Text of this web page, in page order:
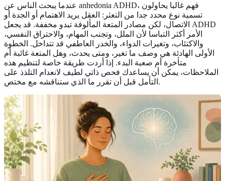
عندما يبحث الناس عن anhedonia ADHD، فهم غالبا يحاولون
تسمية نوع محدد جدا من التعثر: العقل يريد الاهتمام أو الجدة أو
الاتصال، لكن مصادر المتعة المألوفة تبدو مخففة. قد يجعل ADHD
الأمر أكثر التباسا لأن الملل، وتجنب المهام، والاحتراق النفسي،
والاكتئاب، وتغيرات الدواء، والخدر العاطفي قد تتداخل. الخطوة
الأولى الهادئة هي وصف ما تغير، ومتى يحدث، وهل المتعة غائبة أم
متأخرة أم صعبة البدء. إذا أردت طريقة خاصة لتنظيم هذه
الملاحظات، يمكن أن يساعدك فحص ذاتي لطيف لانعدام التلذذ على
التأمل قبل أن تقرر ما الذي ستناقشه مع مختص.